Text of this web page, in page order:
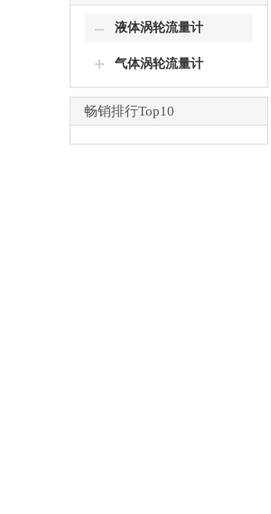
液体涡轮流量计
气体涡轮流量计
畅销排行Top10